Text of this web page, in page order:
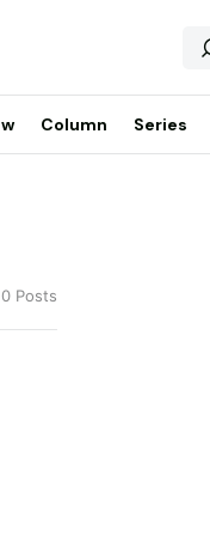
Column Series
Posts